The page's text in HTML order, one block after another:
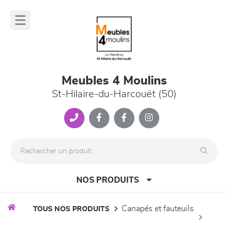
Meubles 4 Moulins
St-Hilaire-du-Harcouët (50)
NOS PRODUITS
TOUS NOS PRODUITS canapés et fauteuils